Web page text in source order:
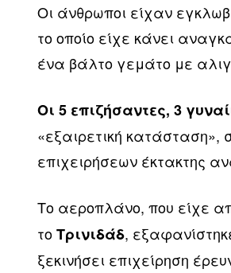
Οι άνθρωποι είχαν
το οποίο είχε κάνει
ένα βάλτο γεμάτο με
Οι 5 επιζήσαντες, 3
«εξαιρετική
επιχειρήσεων έκτακτης
Το αεροπλάνο, που είχε
τοΤρινιδάδ,
ξεκινήσει επιχείρηση